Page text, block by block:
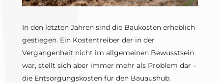
In den letzten Jahren sind die Baukosten erheblich
gestiegen. Ein Kostentreiber der in der
Vergangenheit nicht im allgemeinen Bewusstsein
war, stellt sich aber immer mehr als Problem dar –
die Entsorgungskosten für den Bauaushub.